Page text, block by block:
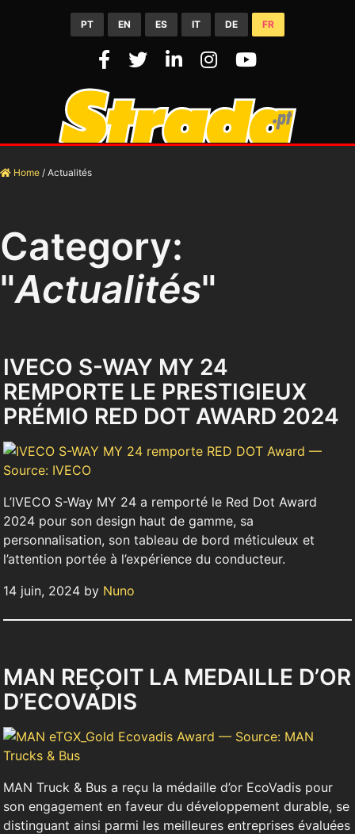
PT EN ES IT DE FR
Home / Actualités
Category:
"Actualités"
IVECO S-WAY MY 24
REMPORTE LE PRESTIGIEUX
PRÉMIO RED DOT AWARD 2024
L’IVECO S-Way MY 24 a remporté le Red Dot Award
2024 pour son design haut de gamme, sa
personnalisation, son tableau de bord méticuleux et
l’attention portée à l’expérience du conducteur.
14 juin, 2024 by Nuno
MAN REÇOIT LA MEDAILLE D’OR
D’ECOVADIS
MAN Truck & Bus a reçu la médaille d’or EcoVadis pour
son engagement en faveur du développement durable, se
distinguant ainsi parmi les meilleures entreprises évaluées